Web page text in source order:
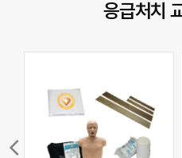
응급처치
arrow_back_ios